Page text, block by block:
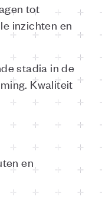
tot
inzichten en
stadia in de
Kwaliteit
en